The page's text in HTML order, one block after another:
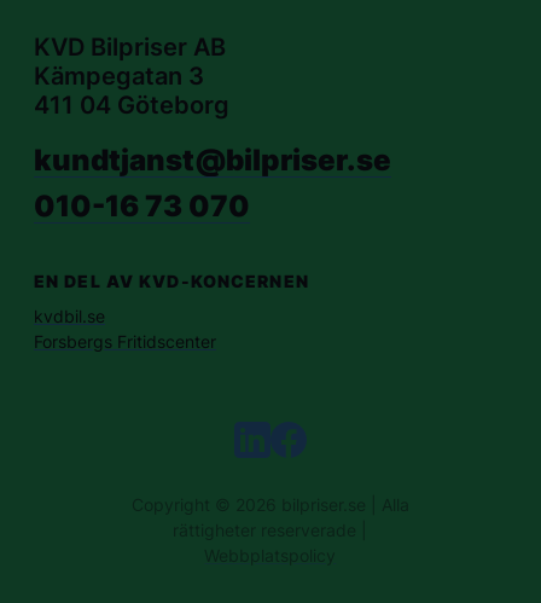
KVD Bilpriser AB
Kämpegatan 3
411 04 Göteborg
kundtjanst@bilpriser.se
010-16 73 070
EN DEL AV KVD-KONCERNEN
kvdbil.se
Forsbergs Fritidscenter
Copyright © 2026 bilpriser.se | Alla
rättigheter reserverade |
Webbplatspolicy